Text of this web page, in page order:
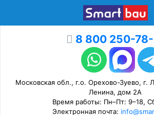
8 800 250-
Московская обл., г.о. Орехово-Зуево, г.
Ленина, дом 2А
Время работы: Пн–Пт: 9–18,
Электронная почта: